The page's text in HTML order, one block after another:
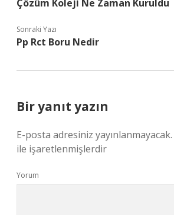
Çözüm Koleji Ne Zaman Kuruldu
Sonraki Yazı
Pp Rct Boru Nedir
Bir yanıt yazın
E-posta adresiniz yayınlanmayacak.
ile işaretlenmişlerdir
Yorum